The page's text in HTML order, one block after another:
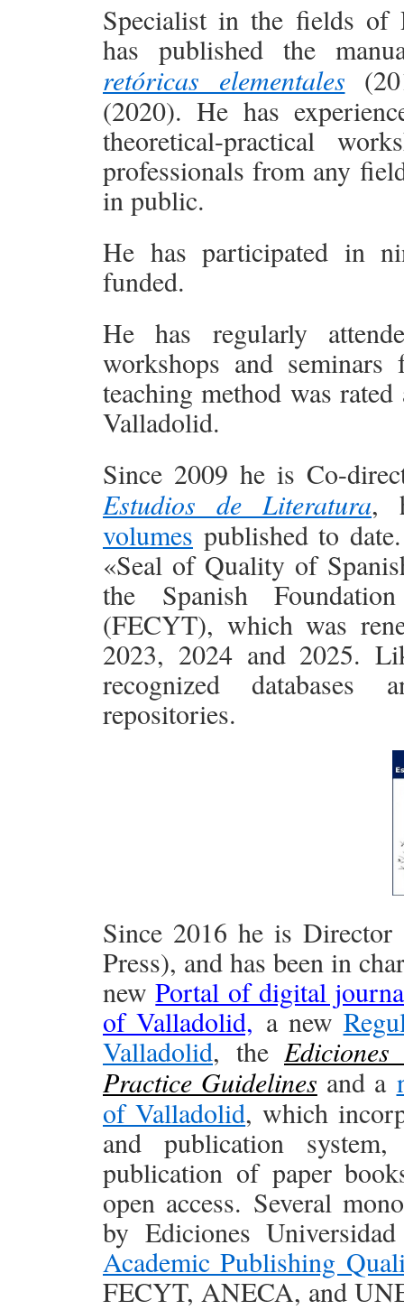
Specialist in the fields of
has published the
retóricas elementales
(2020). He has
theoretical-practical
professionals from any
in public.
He has participated in
funded.
He has regularly
workshops and
teaching method was
Valladolid.
Since 2009 he is Co-
Estudios de Literatura,
volumes published to
«Seal of Quality of
the Spanish
(FECYT), which was
2023, 2024 and 2025.
recognized databases
repositories.
Since 2016 he is
Press), and has been in
newPortal of digital
of Valladolid, a new
Valladolid, the
Practice Guidelines and a
of Valladolid, which
and publication
publication of paper
open access. Several
by Ediciones
Academic Publishing
FECYT, ANECA, and